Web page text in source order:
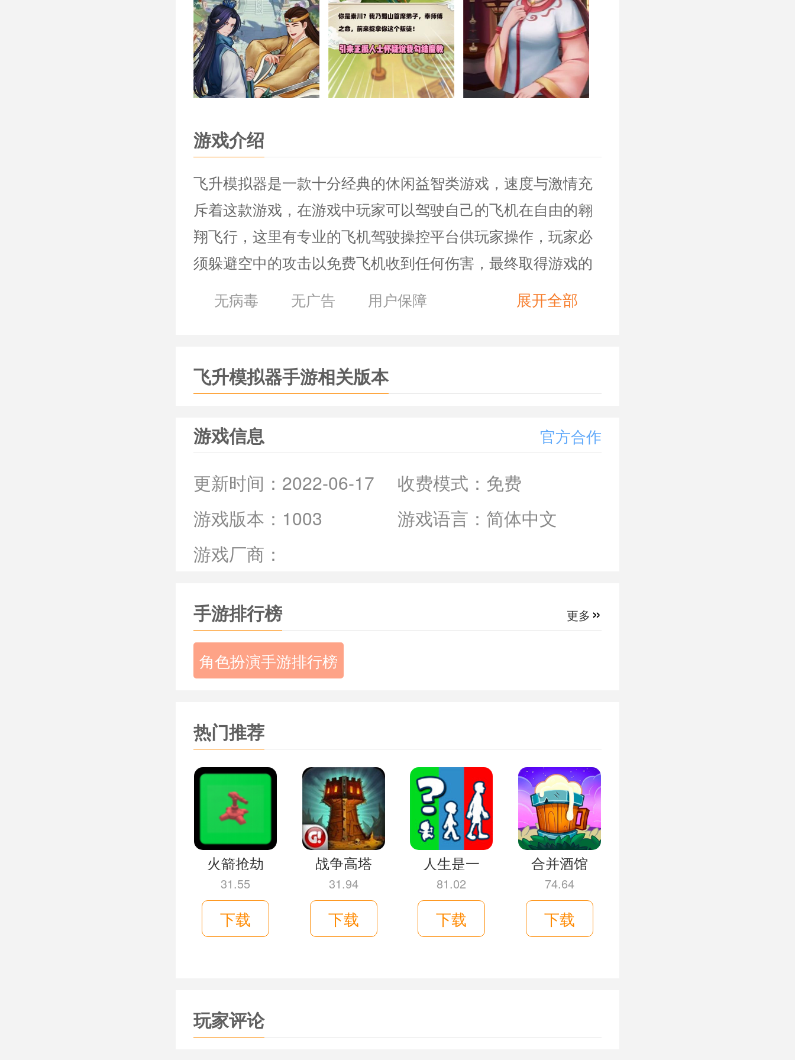
游戏介绍
飞升模拟器是一款十分经典的休闲益智类游戏，速度与激情充
斥着这款游戏，在游戏中玩家可以驾驶自己的飞机在自由的翱
翔飞行，这里有专业的飞机驾驶操控平台供玩家操作，玩家必
须躲避空中的攻击以免费飞机收到任何伤害，最终取得游戏的
胜利，独特的玩法，让这款游戏变得十分有趣。
家不会感觉到无聊。
2.游戏中玩家可以给飞机任意的安装不同的飞行装备。
3.游戏中有许多款式的飞机供玩家来选择，每一种飞机的外形
《飞升模拟器》游戏亮点：
1.随着不断的解锁关卡游戏的困难，会逐渐增加，玩家需要耐
2.每一款装备都有不同的属性，其中氮气喷射可以给飞机提升
3.每取得一个关卡的胜利装备的属性都会得到一定程度上的加
强。
《飞升模拟器》小编简评：
够轻松上手，限量的颜色搭配给玩家带来一种舒适感，游戏背
景以3D模式呈现给玩家，让玩家有一种身临其境的感觉，别具
匠心的游戏设计，不仅可以放松玩家的神经，而且还能够锻炼
玩家的思维，赶快加入我们的飞行队伍吧。
无病毒 无广告 用户保障 展开全部
飞升模拟器手游相关版本
游戏信息 官方合作
更新时间： 2022-06-17 收费模式： 免费
游戏版本： 1003 游戏语言： 简体中文
游戏厂商：
手游排行榜 更多 »
角色扮演手游排行榜
热门推荐
火箭抢劫
31.55
下载
战争高塔
31.94
下载
人生是一
81.02
下载
合并酒馆
74.64
下载
玩家评论